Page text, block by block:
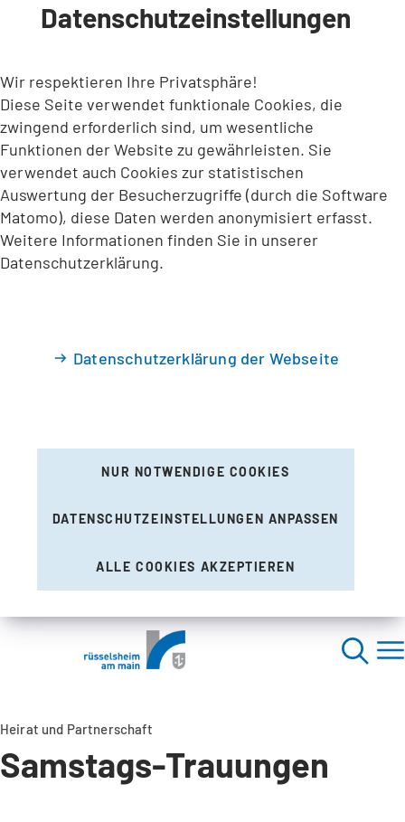
INHALT ANSPRINGEN
Datenschutzeinstellungen
Wir respektieren Ihre Privatsphäre!
Diese Seite verwendet funktionale Cookies, die
zwingend erforderlich sind, um wesentliche
Funktionen der Website zu gewährleisten. Sie
verwendet auch Cookies zur statistischen
Auswertung der Besucherzugriffe (durch die Software
Matomo), diese Daten werden anonymisiert erfasst.
Weitere Informationen finden Sie in unserer
Datenschutzerklärung.
Datenschutzerklärung der Webseite
NUR NOTWENDIGE COOKIES
DATENSCHUTZEINSTELLUNGEN ANPASSEN
ALLE COOKIES AKZEPTIEREN
Heirat und Partnerschaft
Samstags-Trauungen